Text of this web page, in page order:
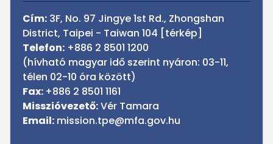
Cím: 3F, No. 97 Jingye 1st Rd., Zhongshan
District, Taipei - Taiwan 104 [térkép]
Telefon: +886 2 8501 1200
(hívható magyar idő szerint nyáron: 03-11,
télen 02-10 óra között)
Fax: +886 2 8501 1161
Misszióvezető:Vér Tamara
Email: mission.tpe@mfa.gov.hu